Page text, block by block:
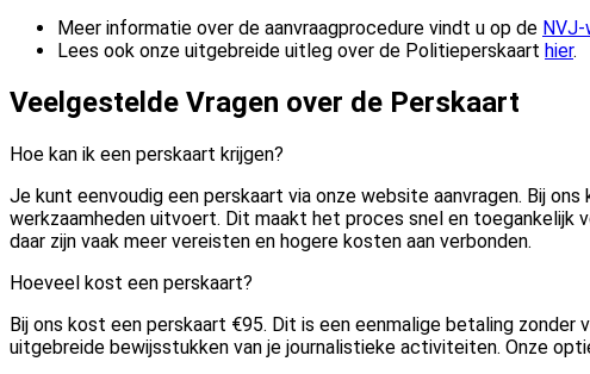
Meer informatie over de aanvraagprocedure vindt u op de
Lees ook onze uitgebreide uitleg over de Politieperskaart hier.
Veelgestelde Vragen over de Perskaart
Hoe kan ik een perskaart krijgen?
Je kunt eenvoudig een perskaart via onze website aanvragen. Bij
werkzaamheden uitvoert. Dit maakt het proces snel en toegankelijk
daar zijn vaak meer vereisten en hogere kosten aan verbonden.
Hoeveel kost een perskaart?
Bij ons kost een perskaart €95. Dit is een eenmalige betaling zonder
uitgebreide bewijsstukken van je journalistieke activiteiten. Onze